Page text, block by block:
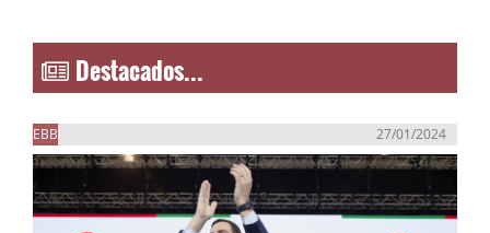
Destacados...
EBB 27/01/2024